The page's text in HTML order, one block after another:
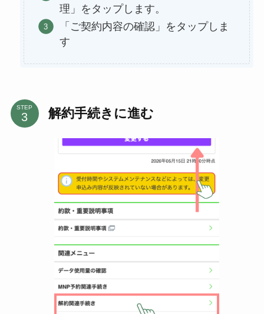
理」をタップします。
「ご契約内容の確認」をタップしま
す
STEP 解約手続きに進む